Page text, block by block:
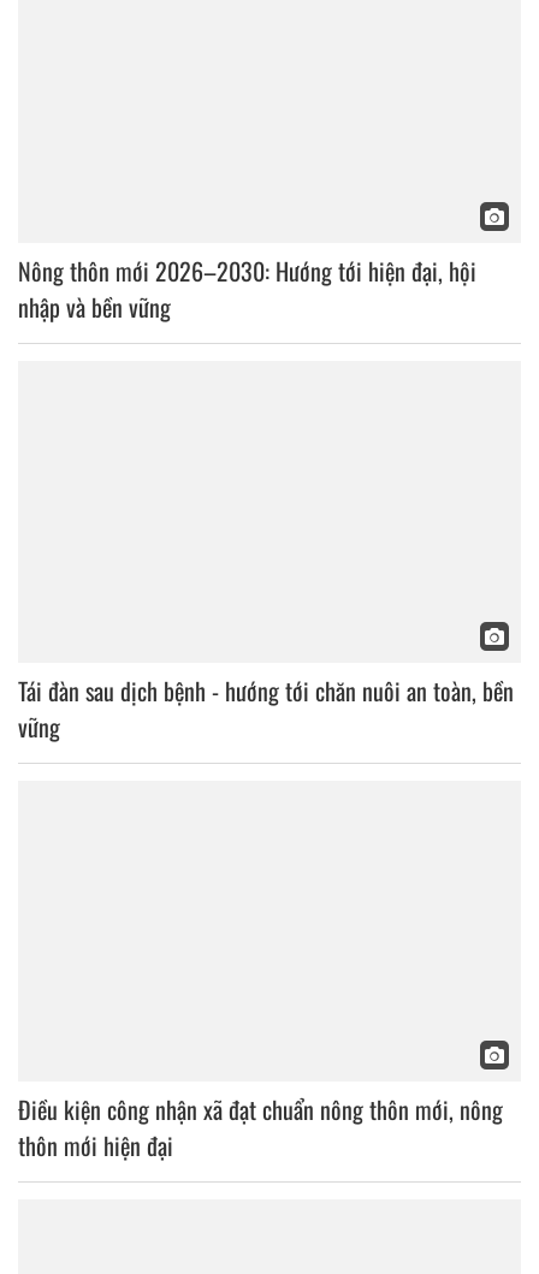
Nông thôn mới 2026–2030: Hướng tới hiện đại, hội
nhập và bền vững
Tái đàn sau dịch bệnh - hướng tới chăn nuôi an toàn, bền
vững
Điều kiện công nhận xã đạt chuẩn nông thôn mới, nông
thôn mới hiện đại